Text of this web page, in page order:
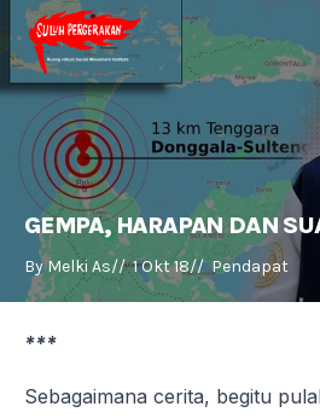
GEMPA, HARAPAN DAN
By Melki As// 1 Okt 18// Pendapat
***
Sebagaimana cerita, begitu